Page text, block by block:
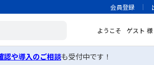
会員登録
ようこそ ゲスト 様
認や導入のご相談も受付中です！